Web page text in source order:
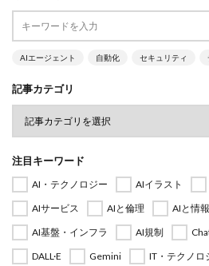
AIエージェント 自動化 セキュリティ
記事カテゴリ
注目キーワード
AI・テクノロジー AIイラスト
AIサービス
AIと倫理 AIと情
AI基盤・インフラ
AI規制
DALL·E
Gemini IT・テクノロ